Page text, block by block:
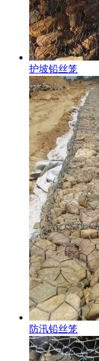
护坡铅丝笼
防汛铅丝笼